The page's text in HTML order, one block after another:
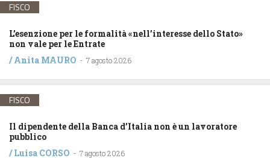
FISCO
L’esenzione per le formalità «nell’interesse dello Stato»
non vale per le Entrate
/Anita MAURO - 7 agosto 2026
FISCO
Il dipendente della Banca d’Italia non è un lavoratore
pubblico
/Luisa CORSO - 7 agosto 2026